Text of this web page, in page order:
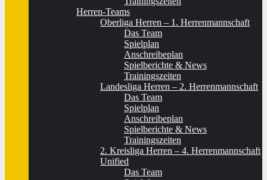
Herren-Teams
Oberliga Herren – 1. Herrenmannschaft
Das Team
Spielplan
Anschreibeplan
Spielberichte & News
Trainingszeiten
Landesliga Herren – 2. Herrenmannschaft
Das Team
Spielplan
Anschreibeplan
Spielberichte & News
Trainingszeiten
2. Kreisliga Herren – 4. Herrenmannschaft
Unified
Das Team